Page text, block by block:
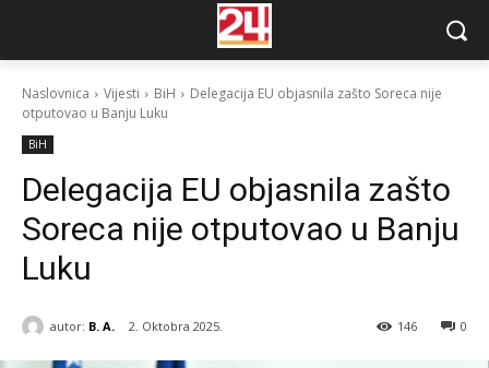
Naslovnica Vijesti BiH
Delegacija EU objasnila zašto Soreca nije
otputovao u Banju Luku
BiH
Delegacija EU objasnila zašto
Soreca nije otputovao u Banju
Luku
autor: B. A. 2. Oktobra 2025. 0
146